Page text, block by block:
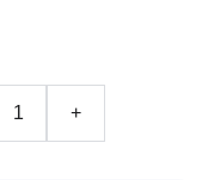
+